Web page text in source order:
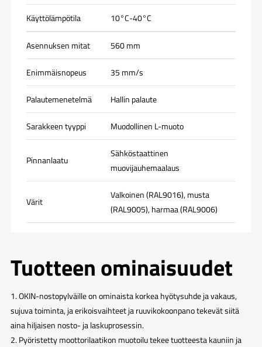
Käyttölämpötila 10°C-40°C
Asennuksen mitat 560 mm
Enimmäisnopeus 35 mm/s
Palautemenetelmä Hallin palaute
Sarakkeen tyyppi Muodollinen L-muoto
Pinnanlaatu
Sähköstaattinen
muovijauhemaalaus
Värit
Valkoinen (RAL9016), musta
(RAL9005), harmaa (RAL9006)
Tuotteen ominaisuudet
1. OKIN-nostopylväille on ominaista korkea hyötysuhde ja vakaus,
sujuva toiminta, ja erikoisvaihteet ja ruuvikokoonpano tekevät siitä
aina hiljaisen nosto- ja laskuprosessin.
2. Pyöristetty moottorilaatikon muotoilu tekee tuotteesta kauniin ja